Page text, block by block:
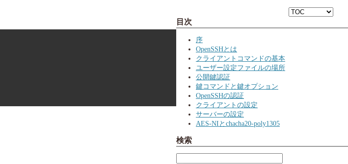
目次
序
OpenSSHとは
クライアントコマンドの基本
ユーザー設定ファイルの場所
公開鍵認証
鍵コマンドと鍵オプション
OpenSSHの認証
クライアントの設定
サーバーの設定
AES-NIとchacha20-poly1305
検索